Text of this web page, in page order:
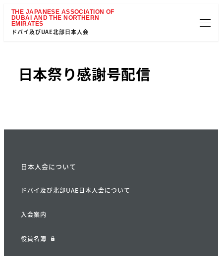
ドバイ及びUAE北部日本人会
日本祭り感謝号配信
日本人会について
ドバイ及び北部UAE日本人会について
入会案内
役員名簿